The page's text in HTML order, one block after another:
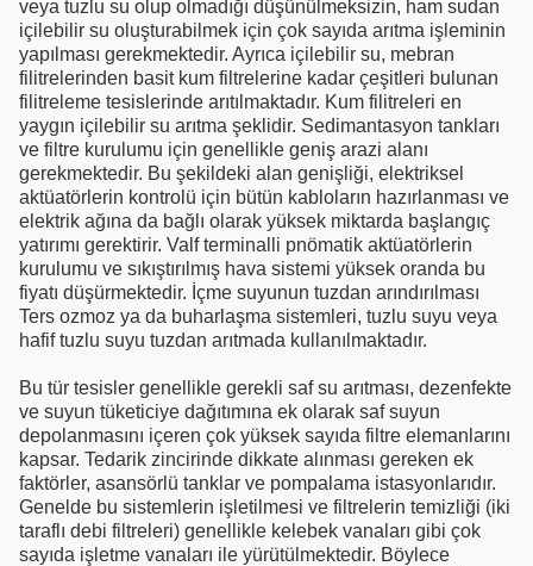
veya tuzlu su olup olmadığı düşünülmeksizin, ham sudan
içilebilir su oluşturabilmek için çok sayıda arıtma işleminin
yapılması gerekmektedir. Ayrıca içilebilir su, mebran
filitrelerinden basit kum filtrelerine kadar çeşitleri bulunan
filitreleme tesislerinde arıtılmaktadır. Kum filitreleri en
yaygın içilebilir su arıtma şeklidir. Sedimantasyon tankları
ve filtre kurulumu için genellikle geniş arazi alanı
gerekmektedir. Bu şekildeki alan genişliği, elektriksel
aktüatörlerin kontrolü için bütün kabloların hazırlanması ve
elektrik ağına da bağlı olarak yüksek miktarda başlangıç
yatırımı gerektirir. Valf terminalli pnömatik aktüatörlerin
kurulumu ve sıkıştırılmış hava sistemi yüksek oranda bu
fiyatı düşürmektedir. İçme suyunun tuzdan arındırılması
Ters ozmoz ya da buharlaşma sistemleri, tuzlu suyu veya
hafif tuzlu suyu tuzdan arıtmada kullanılmaktadır.
Bu tür tesisler genellikle gerekli saf su arıtması, dezenfekte
ve suyun tüketiciye dağıtımına ek olarak saf suyun
depolanmasını içeren çok yüksek sayıda filtre elemanlarını
kapsar. Tedarik zincirinde dikkate alınması gereken ek
faktörler, asansörlü tanklar ve pompalama istasyonlarıdır.
Genelde bu sistemlerin işletilmesi ve filtrelerin temizliği (iki
taraflı debi filtreleri) genellikle kelebek vanaları gibi çok
sayıda işletme vanaları ile yürütülmektedir. Böylece